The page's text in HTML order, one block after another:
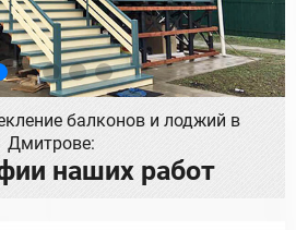
балконов и лоджий в
Дмитрове:
наших работ